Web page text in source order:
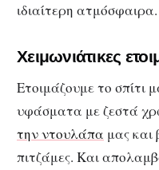
ιδιαίτερη ατμόσφαιρα.
Χειμωνιάτικες
Ετοιμάζουμε το σπίτι
υφάσματα με ζεστά
την ντουλάπα μας και
πιτζάμες. Και